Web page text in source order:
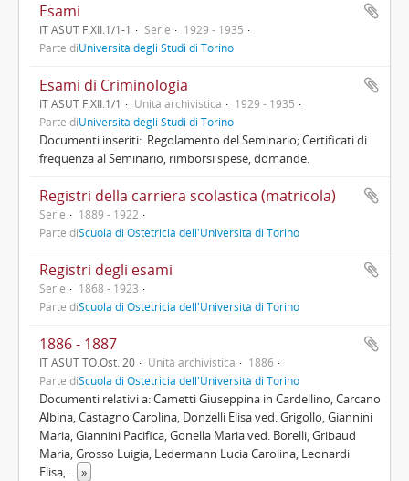
Esami
IT ASUT F.XII.1/1-1 Serie
1929 - 1935
Parte diUniversità degli Studi di Torino
Esami di Criminologia
IT ASUT F.XII.1/1 Unità archivistica
1929 - 1935
Parte diUniversità degli Studi di Torino
Documenti inseriti:. Regolamento del Seminario; Certificati di
frequenza al Seminario, rimborsi spese, domande.
Registri della carriera scolastica (matricola)
Serie
1889 - 1922
Parte diScuola di Ostetricia dell'Università di Torino
Registri degli esami
Serie
1868 - 1923
Parte diScuola di Ostetricia dell'Università di Torino
1886 - 1887
IT ASUT TO.Ost. 20 Unità archivistica
1886
Parte diScuola di Ostetricia dell'Università di Torino
Documenti relativi a: Cametti Giuseppina in Cardellino, Carcano
Albina, Castagno Carolina, Donzelli Elisa ved. Grigollo, Giannini
Maria, Giannini Pacifica, Gonella Maria ved. Borelli, Gribaud
Maria, Grosso Luigia, Ledermann Lucia Carolina, Leonardi
Elisa,... »